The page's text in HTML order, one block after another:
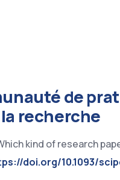
de
recherche
kind of research
doi.org/10.1093/